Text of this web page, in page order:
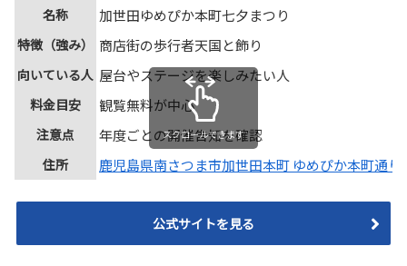
名称 加世田ゆめぴか本町七夕まつり
特徴（強み） 商店街の歩行者天国と飾り
向いている人 屋台やステージを楽しみたい人
料金目安 観覧無料が中心
注意点 年度ごとの開催告知を確認
住所 鹿児島県南さつま市加世田本町 ゆめぴか本町通り
スクロールできます
公式サイトを見る